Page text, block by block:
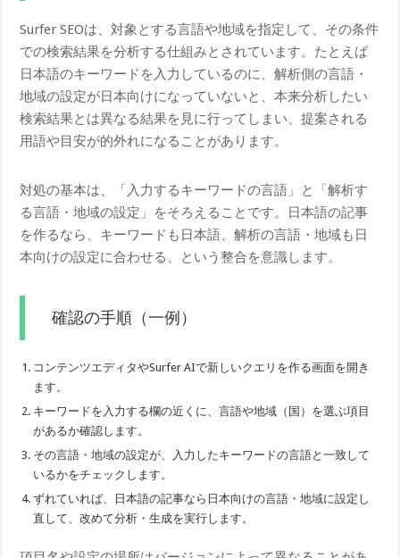
Surfer SEOは、対象とする言語や地域を指定して、その条件
での検索結果を分析する仕組みとされています。たとえば
日本語のキーワードを入力しているのに、解析側の言語・
地域の設定が日本向けになっていないと、本来分析したい
検索結果とは異なる結果を見に行ってしまい、提案される
用語や目安が的外れになることがあります。
対処の基本は、「入力するキーワードの言語」と「解析す
る言語・地域の設定」をそろえることです。日本語の記事
を作るなら、キーワードも日本語、解析の言語・地域も日
本向けの設定に合わせる、という整合を意識します。
確認の手順（一例）
コンテンツエディタやSurfer AIで新しいクエリを作る画面を開き
ます。
キーワードを入力する欄の近くに、言語や地域（国）を選ぶ項目
があるか確認します。
その言語・地域の設定が、入力したキーワードの言語と一致して
いるかをチェックします。
ずれていれば、日本語の記事なら日本向けの言語・地域に設定し
直して、改めて分析・生成を実行します。